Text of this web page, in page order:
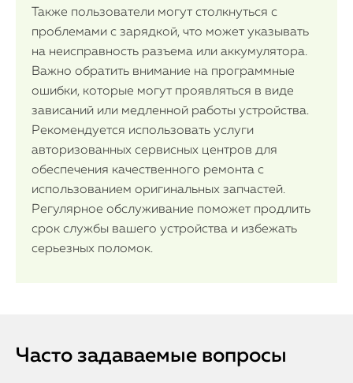
Также пользователи могут столкнуться с
проблемами с зарядкой, что может указывать
на неисправность разъема или аккумулятора.
Важно обратить внимание на программные
ошибки, которые могут проявляться в виде
зависаний или медленной работы устройства.
Рекомендуется использовать услуги
авторизованных сервисных центров для
обеспечения качественного ремонта с
использованием оригинальных запчастей.
Регулярное обслуживание поможет продлить
срок службы вашего устройства и избежать
серьезных поломок.
Часто задаваемые вопросы